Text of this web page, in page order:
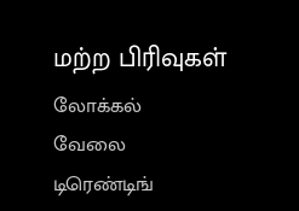
மற்ற பிரிவுகள்
லோக்கல்
வேலை
டிரெண்டிங்